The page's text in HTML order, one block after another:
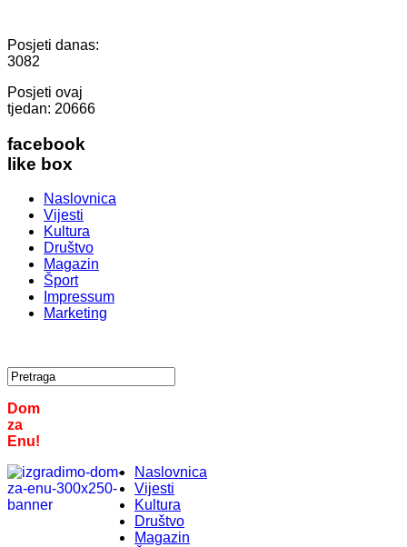
Posjeti danas:
3082
Posjeti ovaj
tjedan: 20666
facebook
like box
Naslovnica
Vijesti
Kultura
Društvo
Magazin
Šport
Impressum
Marketing
Dom
za
Enu!
Naslovnica
Vijesti
Kultura
Društvo
Magazin